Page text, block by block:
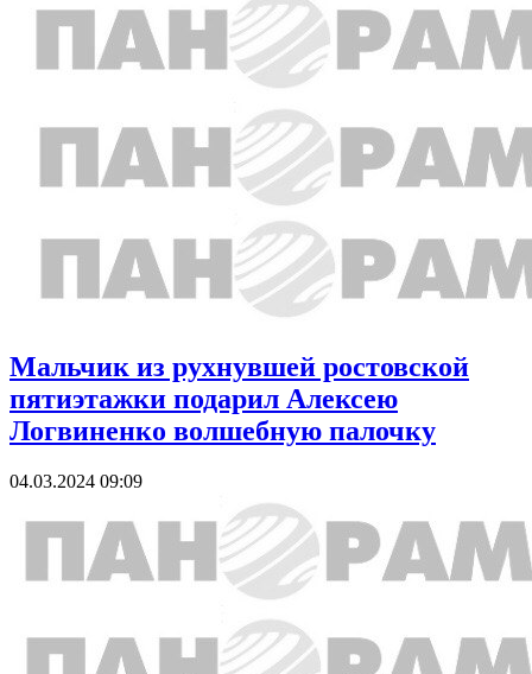
Мальчик из рухнувшей ростовской
пятиэтажки подарил Алексею
Логвиненко волшебную палочку
04.03.2024 09:09